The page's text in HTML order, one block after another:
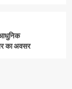
का अवसर